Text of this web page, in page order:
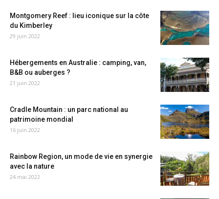
Montgomery Reef : lieu iconique sur la côte
du Kimberley
29 juin 2022
Hébergements en Australie : camping, van,
B&B ou auberges ?
21 juin 2022
Cradle Mountain : un parc national au
patrimoine mondial
16 juin 2022
Rainbow Region, un mode de vie en synergie
avec la nature
24 mai 2022